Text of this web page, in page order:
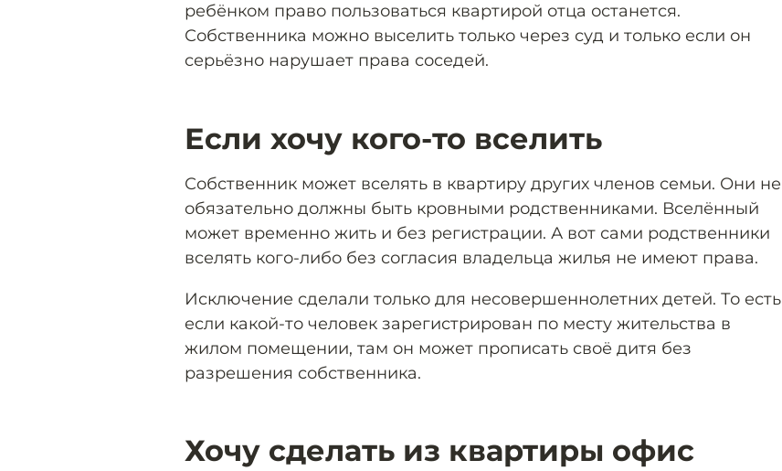
ребёнком право пользоваться квартирой отца останется.
Собственника можно выселить только через суд и только если он
серьёзно нарушает права соседей.
Если хочу кого-то вселить
Собственник может вселять в квартиру других членов семьи. Они не
обязательно должны быть кровными родственниками. Вселённый
может временно жить и без регистрации. А вот сами родственники
вселять кого-либо без согласия владельца жилья не имеют права.
Исключение сделали только для несовершеннолетних детей. То есть
если какой-то человек зарегистрирован по месту жительства в
жилом помещении, там он может прописать своё дитя без
разрешения собственника.
Хочу сделать из квартиры офис